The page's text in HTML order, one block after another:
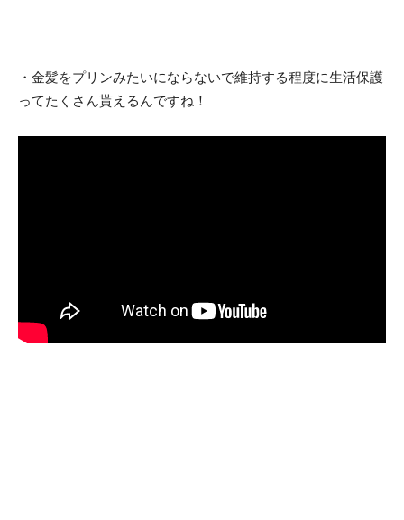
・金髪をプリンみたいにならないで維持する程度に生活保護
ってたくさん貰えるんですね！